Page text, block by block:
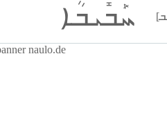
ܚܰܒܺܝܒܳܐ